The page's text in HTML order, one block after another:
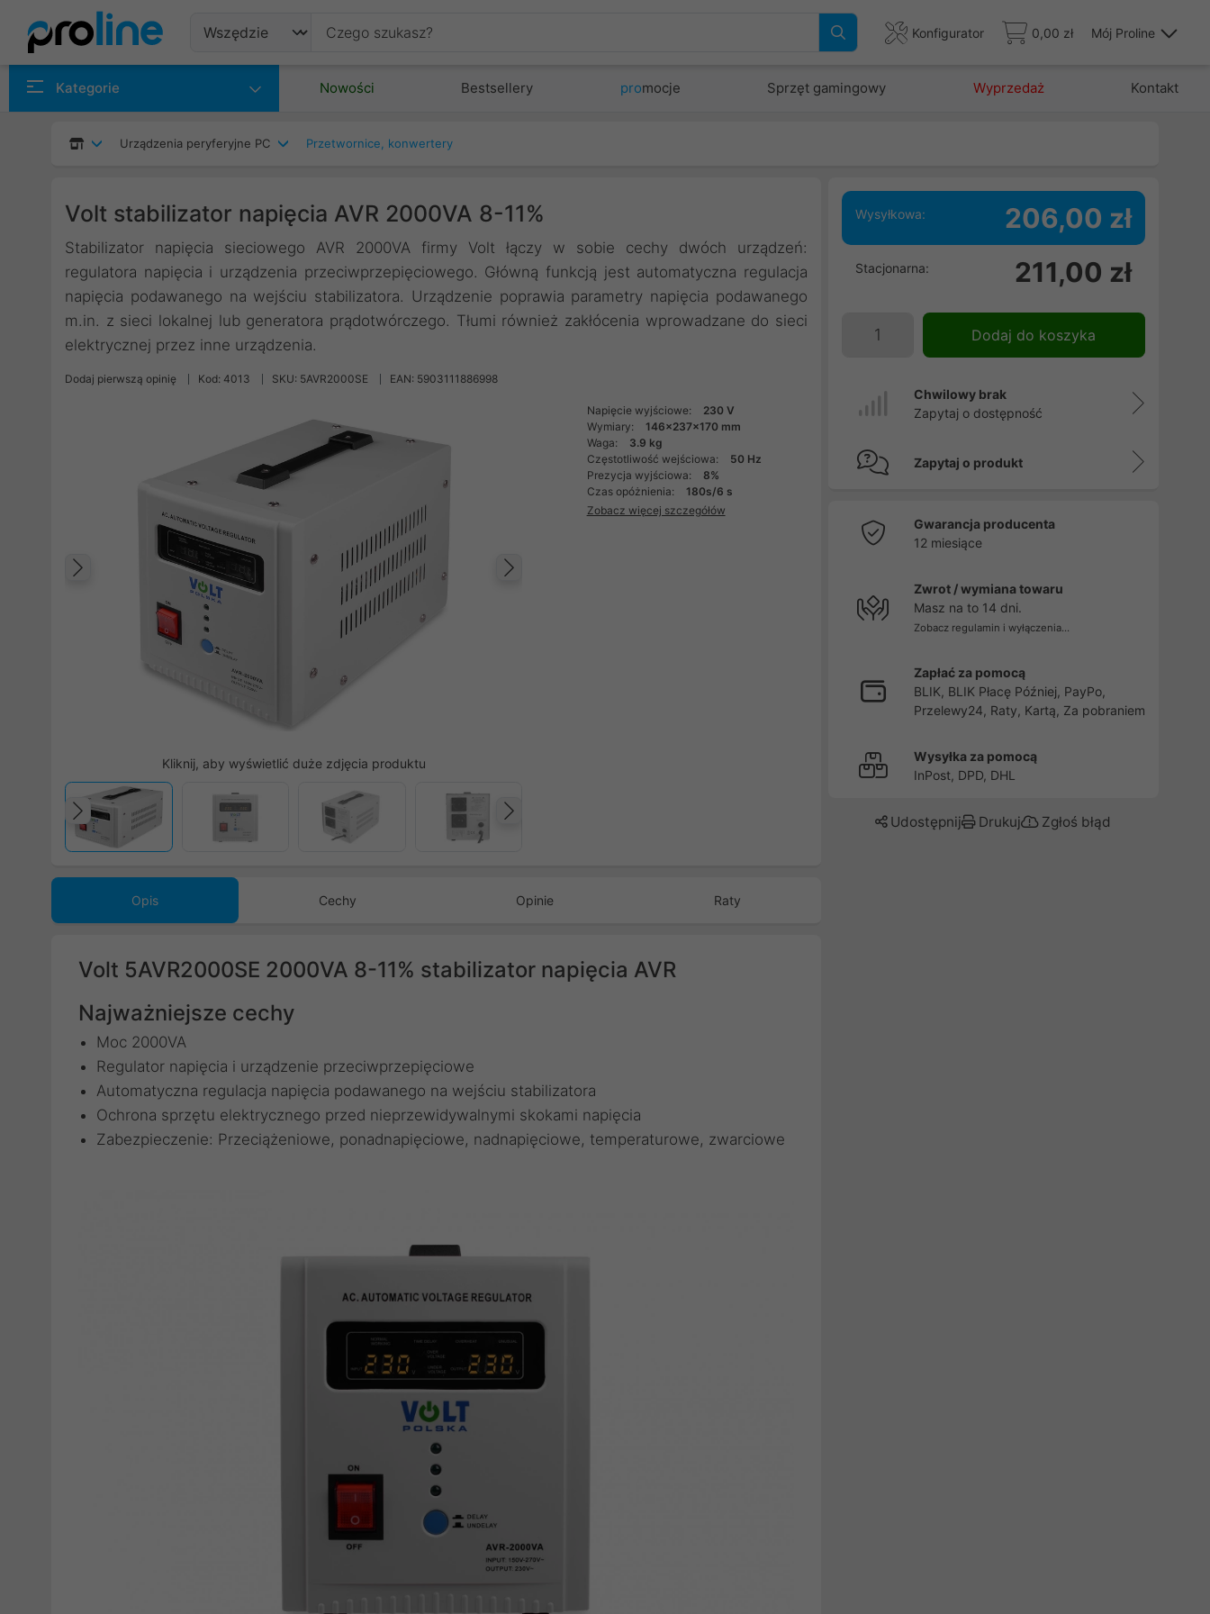
Konfigurator 0,00 zł Mój Proline
Kategorie Nowości Bestsellery promocje Sprzęt gamingowy Wyprzedaż Kontakt
Urządzenia peryferyjne PC Przetwornice, konwertery
Volt stabilizator napięcia AVR 2000VA 8-11%
Stabilizator napięcia sieciowego AVR 2000VA firmy Volt łączy w sobie cechy dwóch urządzeń:
regulatora napięcia i urządzenia przeciwprzepięciowego. Główną funkcją jest automatyczna regulacja
napięcia podawanego na wejściu stabilizatora. Urządzenie poprawia parametry napięcia podawanego
m.in. z sieci lokalnej lub generatora prądotwórczego. Tłumi również zakłócenia wprowadzane do sieci
elektrycznej przez inne urządzenia.
Dodaj pierwszą opinię Kod: 4013 SKU: 5AVR2000SE EAN: 5903111886998
Poprzedni
Kliknij, aby wyświetlić duże zdjęcia produktu
Poprzedni
Napięcie wyjściowe:
230 V
Wymiary:
146x237x170 mm
Waga:
3.9 kg
Częstotliwość wejściowa:
50 Hz
Prezycja wyjściowa:
8%
Czas opóżnienia:
180s/6 s
Zobacz więcej szczegółów
Opis Cechy Opinie Raty
Volt 5AVR2000SE 2000VA 8-11% stabilizator napięcia AVR
Najważniejsze cechy
Moc 2000VA
Regulator napięcia i urządzenie przeciwprzepięciowe
Automatyczna regulacja napięcia podawanego na wejściu stabilizatora
Ochrona sprzętu elektrycznego przed nieprzewidywalnymi skokami napięcia
Zabezpieczenie: Przeciążeniowe, ponadnapięciowe, nadnapięciowe, temperaturowe, zwarciowe
Wysyłkowa: 206,00 zł
Stacjonarna: 211,00 zł
Dodaj do koszyka
Chwilowy brak
Zapytaj o dostępność
Zapytaj o produkt
Gwarancja producenta
12 miesiące
Zwrot / wymiana towaru
Masz na to 14 dni.
Zobacz regulamin i wyłączenia...
Zapłać za pomocą
BLIK, BLIK Płacę Później, PayPo,
Przelewy24, Raty, Kartą, Za pobraniem
Wysyłka za pomocą
InPost, DPD, DHL
Udostępnij Drukuj Zgłoś błąd